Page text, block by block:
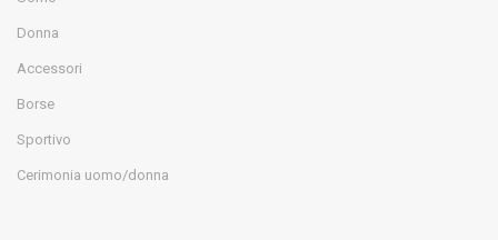
Donna
Accessori
Borse
Sportivo
Cerimonia uomo/donna